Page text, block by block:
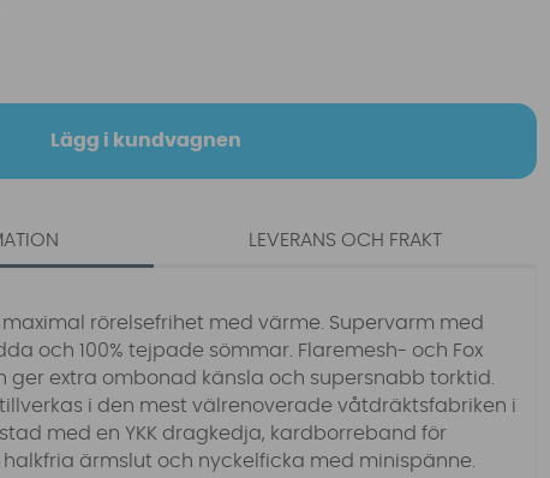
Lägg i kundvagnen
rörelsefrihet med värme. Supervarm med
och 100% tejpade sömmar. Flaremesh- och Fox
ger extra ombonad känsla och supersnabb torktid.
i den mest välrenoverade våtdräktsfabriken i
med en YKK dragkedja, kardborreband för
ärmslut och nyckelficka med minispänne.
LEVERANS OCH FRAKT